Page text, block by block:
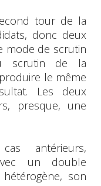
tour de la
donc deux
mode de scrutin
scrutin de la
le même
Les deux
presque, une
antérieurs,
un double
son